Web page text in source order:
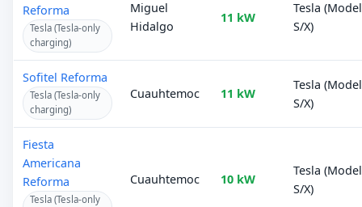
Reforma
Tesla (Tesla-only
charging)
Miguel
Hidalgo
11 kW
Tesla (Model
S/X)
Sofitel Reforma
Tesla (Tesla-only
charging)
Cuauhtemoc 11 kW
Tesla (Model
S/X)
Fiesta
Americana
Reforma
Tesla (Tesla-only
Cuauhtemoc 10 kW
Tesla (Model
S/X)